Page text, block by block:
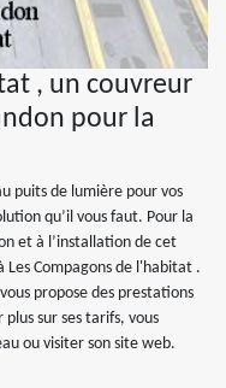
, un couvreur
pour la
puits de lumière pour vos
qu’il vous faut. Pour la
et à l’installation de cet
Les Compagons de l'habitat .
propose des prestations
sur ses tarifs, vous
ou visiter son site web.